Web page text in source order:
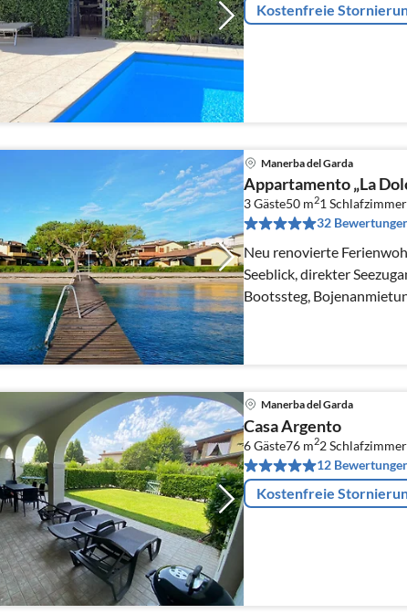
Kostenfreie
Manerba del Garda
Appartamento „La
3 Gäste50 m21 Schlafzimmer
32
Neu renovierte
Seeblick, direkter
Bootssteg,
Wohnanlage
Manerba del Garda
Casa Argento
6 Gäste76 m22Schlafzimmer
12
Kostenfreie